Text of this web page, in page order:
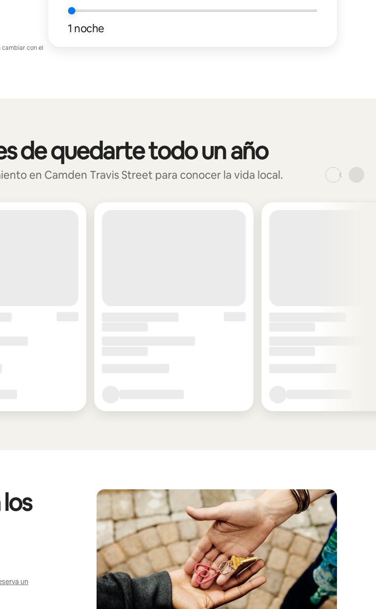
cambiar con el
1 noche
de quedarte todo un año
en Camden Travis Street para conocer la vida local. _
un